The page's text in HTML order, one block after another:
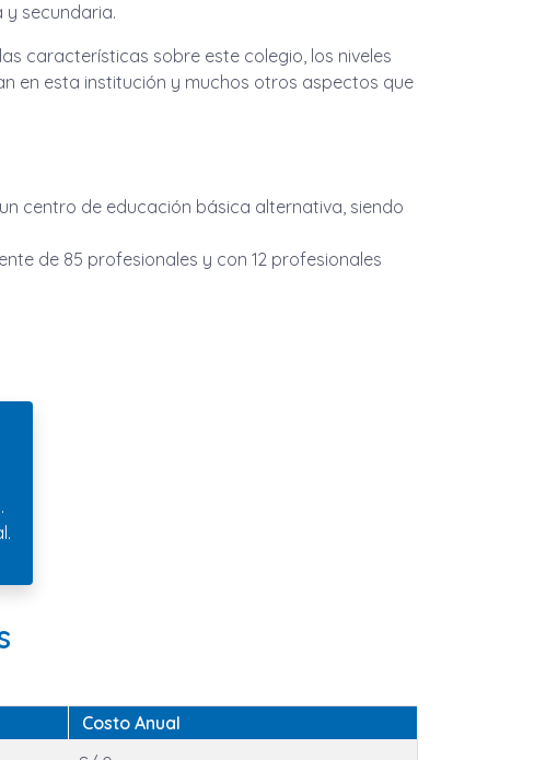
y secundaria.
características sobre este colegio, los niveles
en esta institución y muchos otros aspectos que
centro de educación básica alternativa, siendo
de 85 profesionales y con 12 profesionales
Costo Anual